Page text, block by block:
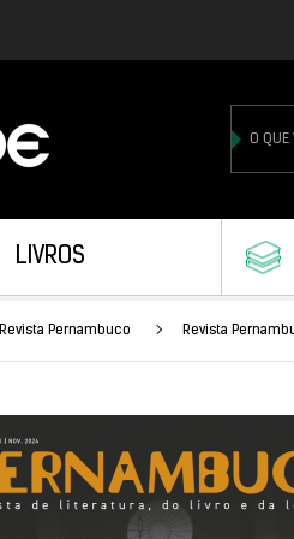
LIVROS
Revista Pernambuco Revista